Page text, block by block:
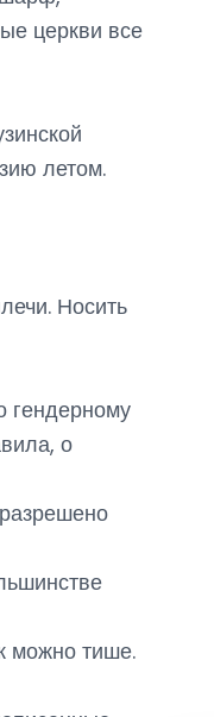
церкви все
летом.
Носить
гендерному
о
можно тише.